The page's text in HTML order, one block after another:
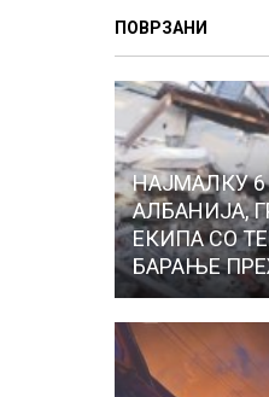
ПОВРЗАНИ
НАЈМАЛКУ
АЛБАНИЈА,
ЕКИПА СО
БАРАЊЕ